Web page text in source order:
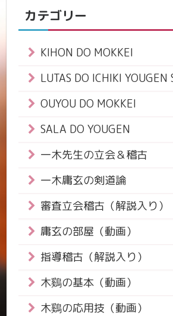
カテゴリー
KIHON DO MOKKEI
LUTAS DO ICHIKI YOUGEN
OUYOU DO MOKKEI
SALA DO YOUGEN
一木先生の立会＆稽古
一木庸玄の剣道論
審査立会稽古（解説入り）
庸玄の部屋（動画）
指導稽古（解説入り）
木鷄の基本（動画）
木鷄の応用技（動画）